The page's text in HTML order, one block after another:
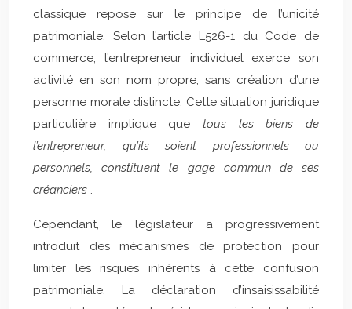
classique repose sur le principe de l’unicité
patrimoniale. Selon l’article L526-1 du Code de
commerce, l’entrepreneur individuel exerce son
activité en son nom propre, sans création d’une
personne morale distincte. Cette situation juridique
particulière implique que tous les biens de
l’entrepreneur, qu’ils soient professionnels ou
personnels, constituent le gage commun de ses
créanciers .
Cependant, le législateur a progressivement
introduit des mécanismes de protection pour
limiter les risques inhérents à cette confusion
patrimoniale. La déclaration d’insaisissabilité